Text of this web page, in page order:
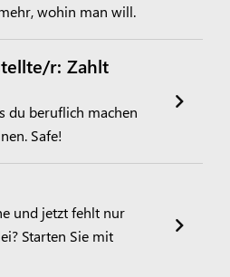
wohin man will.
r: Zahlt
du beruflich machen
Safe!
und jetzt fehlt nur
Starten Sie mit